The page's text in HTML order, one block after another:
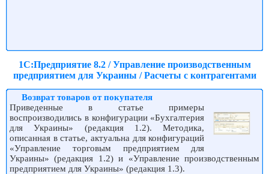
1С:Предприятие 8.2 / Управление производственным
предприятием для Украины / Расчеты с контрагентами
Возврат товаров от покупателя
Приведенные в статье примеры
воспроизводились в конфигурации «Бухгалтерия
для Украины» (редакция 1.2). Методика,
описанная в статье, актуальна для конфигураций
«Управление торговым предприятием для
Украины» (редакция 1.2) и «Управление производственным
предприятием для Украины» (редакция 1.3).